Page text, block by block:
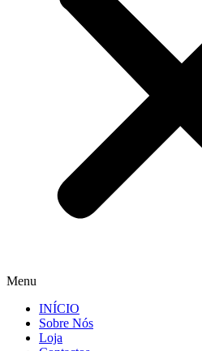
Menu
INÍCIO
Sobre Nós
Loja